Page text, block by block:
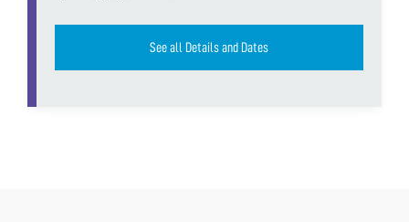
See all Details and Dates